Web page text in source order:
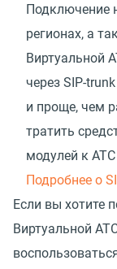
Подключение
регионах, а
Виртуальной
через SIP-
и проще, чем
тратить
модулей к
Подробнее о
Если вы хотите
Виртуальной